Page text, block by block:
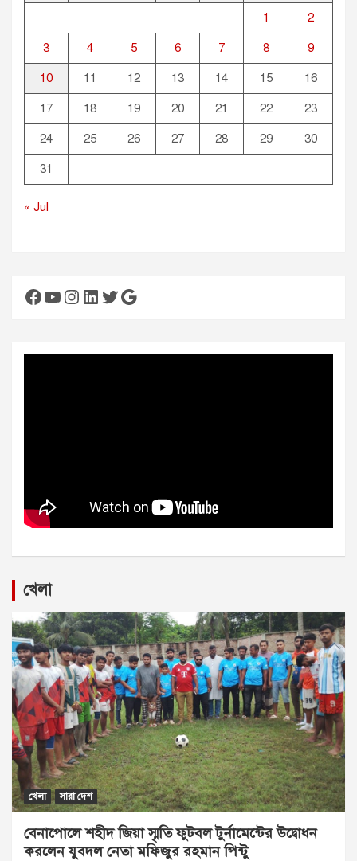
1 2
3 4 5 6 7 8 9
10 11 12 13 14 15 16
17 18 19 20 21 22 23
24 25 26 27 28 29 30
31
« Jul
Facebook
YouTube
Instagram
LinkedIn
Twitter
Google
খেলা
খেলা সারা দেশ
বেনাপোলে শহীদ জিয়া স্মৃতি ফুটবল টুর্নামেন্টের উদ্বোধন
করলেন যুবদল নেতা মফিজুর রহমান পিন্টু